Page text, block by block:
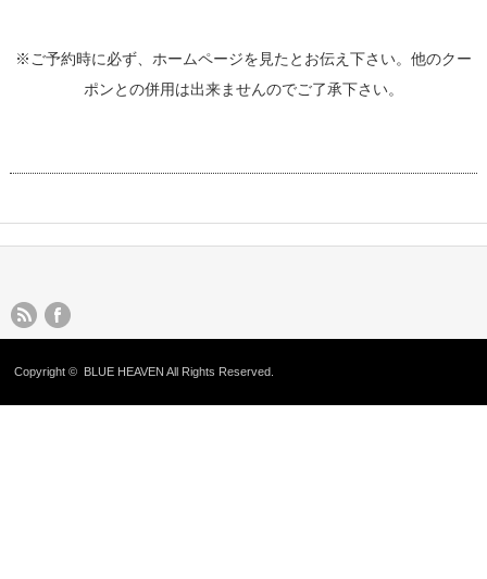
※ご予約時に必ず、ホームページを見たとお伝え下さい。他のクー
ポンとの併用は出来ませんのでご了承下さい。
Copyright © BLUE HEAVEN All Rights Reserved.